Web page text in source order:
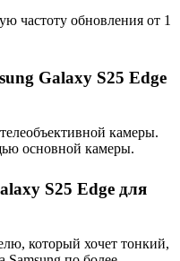
частоту обновления от 1
Galaxy S25 Edge
камеры.
основной камеры.
S25 Edge для
который хочет тонкий,